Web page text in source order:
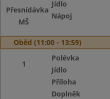
Přesnídávka
MŠ
Jídlo
Nápoj
Oběd (11:00 - 13:59)
1
Polévka
Jídlo
Příloha
Doplněk